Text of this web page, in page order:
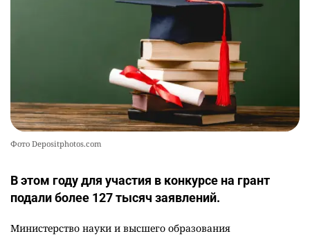
Фото Depositphotos.com
В этом году для участия в конкурсе на грант
подали более 127 тысяч заявлений.
Министерство науки и высшего образования